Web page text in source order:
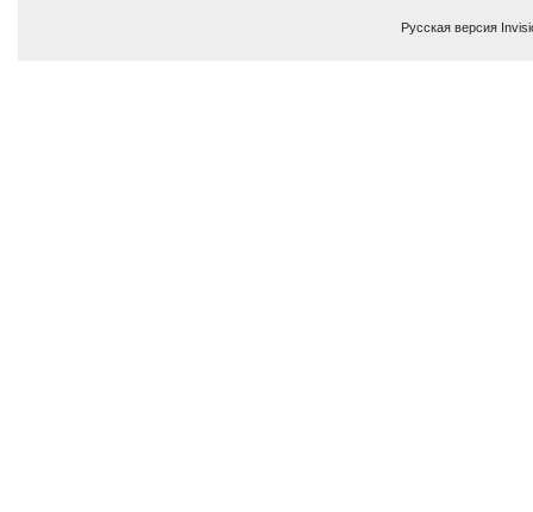
Русская версия